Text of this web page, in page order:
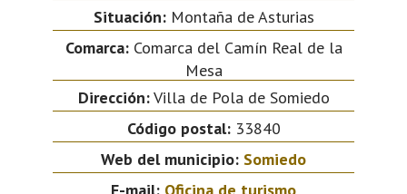
Situación:Montaña de Asturias
Comarca:Comarca del Camín Real de la
Mesa
Dirección:Villa de Pola de Somiedo
Código postal:33840
Web del municipio: Somiedo
E-mail: Oficina de turismo